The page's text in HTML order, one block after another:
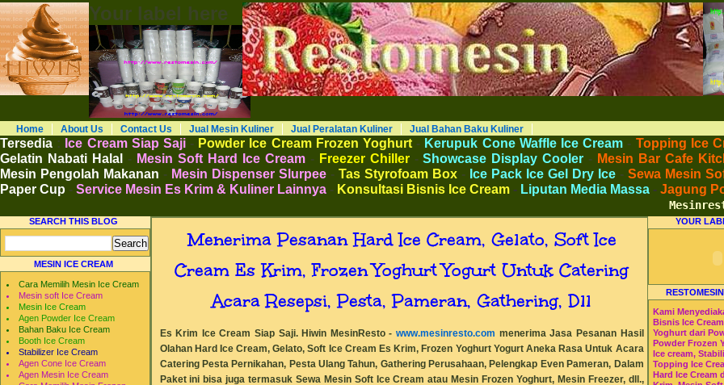
Your label here RESTO MESIN RESTO ALAT BAHAN BAKU KULINER RESTORAN DAPUR MESINRESTO RESTOMESIN HI-WIN ICE CREAM
Distributor Agen Jual Aneka Mesin Alat Peralatan Bahan Baku Memproduksi Mengolah Menyimpan Mengemas Menyajikan Makanan Minuman untuk Dapur Kuliner untuk
Cafe Hotel Restoran Pastry Bakery Food and Beverage. Distributor Agen Jual Aneka Mesin dan Bahan Baku Ice Cream Es Krim Gelato Frozen Yoghurt. Pusat Pelatihan dan
Pengembangan Entrepreneurship Kewirausahaan Peluang Usaha Bisnis UKM. Tips Resep Cara Memasak Membuat Jajanan Masakan Makanan Minuman Kue Roti Cake.
Home About Us Contact Us Jual Mesin Kuliner Jual Peralatan Kuliner Jual Bahan Baku Kuliner
Tersedia : Ice Cream Siap Saji- Powder Ice Cream Frozen Yoghurt - Kerupuk Cone Waffle Ice Cream - Topping Ice
Gelatin Nabati Halal
- Mesin Soft Hard Ice Cream- Freezer Chiller-Showcase Display Cooler - Mesin Bar Cafe
Mesin Pengolah Makanan - Mesin Dispenser Slurpee - Tas Styrofoam Box - Ice Pack Ice Gel Dry Ice - Sewa Mesin
Paper Cup - Service Mesin Es Krim & Kuliner Lainnya - Konsultasi Bisnis Ice Cream - Liputan Media Massa - Jagung
SEARCH THIS BLOG
MESIN ICE CREAM
Cara Memilih Mesin Ice Cream
Mesin soft Ice Cream
Mesin Ice Cream
Agen Powder Ice Cream
Bahan Baku Ice Cream
Booth Ice Cream
Stabilizer Ice Cream
Agen Cone Ice Cream
Agen Mesin Ice Cream
Menerima Pesanan Hard Ice Cream, Gelato, Soft Ice
Cream Es Krim, Frozen Yoghurt Yogurt Untuk Catering
Acara Resepsi, Pesta, Pameran, Gathering, Dll
Es Krim Ice Cream Siap Saji. Hiwin MesinResto -www.mesinresto.com menerima Jasa Pesanan Hasil
Olahan Hard Ice Cream, Gelato, Soft Ice Cream Es Krim, Frozen Yoghurt Yogurt Aneka Rasa Untuk Acara
Catering Pesta Pernikahan, Pesta Ulang Tahun, Gathering Perusahaan, Pelengkap Even Pameran, Dalam
Paket ini bisa juga termasuk Sewa Mesin Soft Ice Cream atau Mesin Frozen Yoghurt, Mesin Freezer, dll.,
YOUR
Kami
Bisnis Ice
Yoghurt dari
Powder Frozen
Ice cream,
Topping Ice
Hard Ice Cream